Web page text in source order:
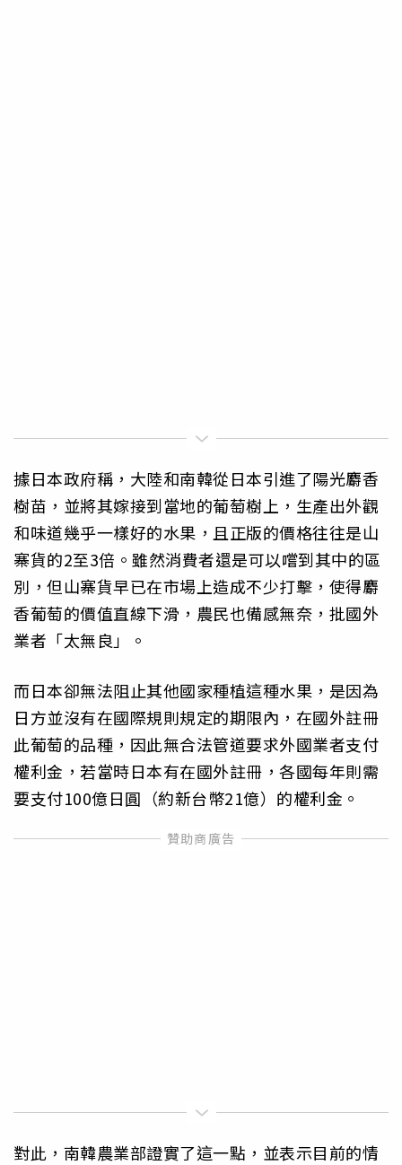
據日本政府稱，大陸和南韓從日本引進了陽光麝香
樹苗，並將其嫁接到當地的葡萄樹上，生產出外觀
和味道幾乎一樣好的水果，且正版的價格往往是山
寨貨的2至3倍。雖然消費者還是可以嚐到其中的區
別，但山寨貨早已在市場上造成不少打擊，使得麝
香葡萄的價值直線下滑，農民也備感無奈，批國外
業者「太無良」。
而日本卻無法阻止其他國家種植這種水果，是因為
日方並沒有在國際規則規定的期限內，在國外註冊
此葡萄的品種，因此無合法管道要求外國業者支付
權利金，若當時日本有在國外註冊，各國每年則需
要支付100億日圓（約新台幣21億）的權利金。
對此，南韓農業部證實了這一點，並表示目前的情